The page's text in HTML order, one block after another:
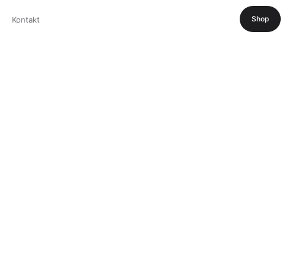
Kontakt Shop